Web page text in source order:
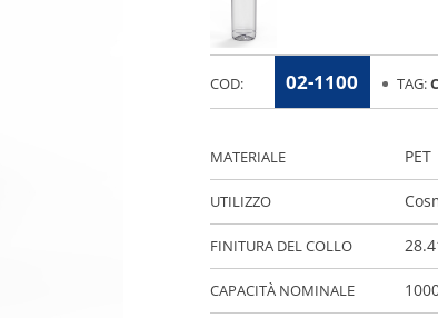
MATERIALE PET
UTILIZZO
FINITURA DEL COLLO
CAPACITÀ NOMINALE
COD: 02-1100 TAG: